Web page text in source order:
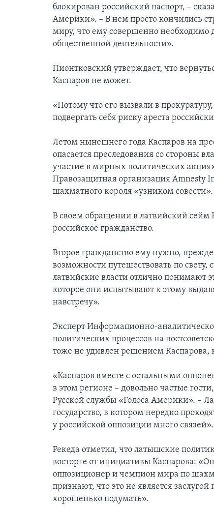
блокирован российский паспорт, –
Америки». – В нем просто кончились
миру, что ему совершенно
общественной деятельности».
Пионтковский утверждает, что
Каспаров не может.
«Потому что его вызвали в
подвергать себя риску ареста
Летом нынешнего года Каспаров на
опасается преследования со стороны
участие в мирных политических
Правозащитная организация Amnesty
шахматного короля «узником совести».
В своем обращении в латвийский сейм
российское гражданство.
Второе гражданство ему нужно,
возможности путешествовать по
латвийские власти отлично понимают
которое они испытывают к этому
навстречу».
Эксперт Информационно-
политических процессов на
тоже не удивлен решением Каспарова,
«Каспаров вместе с остальными
в этом регионе – довольно частые
Русской службы «Голоса Америки». –
государство, в котором нередко
у российской оппозиции много связей».
Рекеда отметил, что латышские
восторге от инициативы Каспарова:
оппозиционер и чемпион мира по
признают, что это не является
хорошенько подумать».